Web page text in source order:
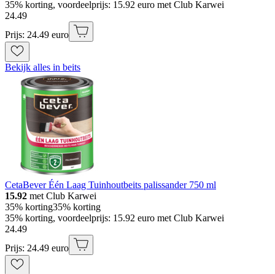
35% korting, voordeelprijs: 15.92 euro met Club Karwei
24.49
Prijs: 24.49 euro
Bekijk alles in beits
CetaBever Één Laag Tuinhoutbeits palissander 750 ml
15.92 met Club Karwei
35% korting35% korting
35% korting, voordeelprijs: 15.92 euro met Club Karwei
24.49
Prijs: 24.49 euro